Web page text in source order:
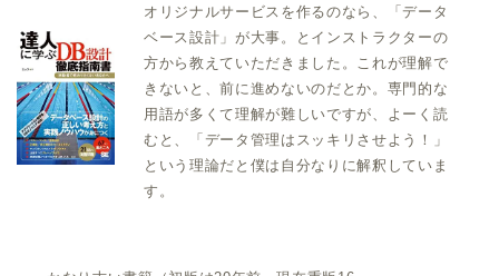
オリジナルサービスを作るのなら、「データ
ベース設計」が大事。とインストラクターの
方から教えていただきました。これが理解で
きないと、前に進めないのだとか。専門的な
用語が多くて理解が難しいですが、よーく読
むと、「データ管理はスッキリさせよう！」
という理論だと僕は自分なりに解釈していま
す。